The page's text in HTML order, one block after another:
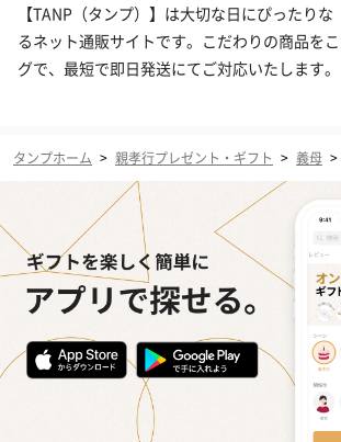
【TANP（タンプ）】は大切な日にぴったりな
るネット通販サイトです。こだわりの商品を
グで、最短で即日発送にてご対応いたします。
タンプホーム > 親孝行プレゼント・ギフト > 義母 >